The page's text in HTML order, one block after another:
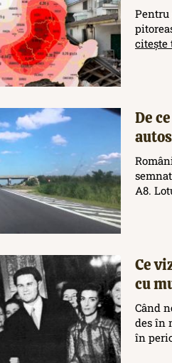
Pentru
citește
De
A8.
Ce
cu
Când
des în
în